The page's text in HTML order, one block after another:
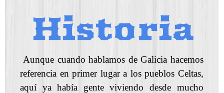
Historia
Aunque cuando hablamos de Galicia hacemos
referencia en primer lugar a los pueblos Celtas,
aquí ya había gente viviendo desde mucho